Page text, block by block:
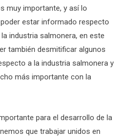
muy importante, y así lo
estar informado respecto
industria salmonera, en este
también desmitificar algunos
a la industria salmonera y
más importante con la
para el desarrollo de la
que trabajar unidos en